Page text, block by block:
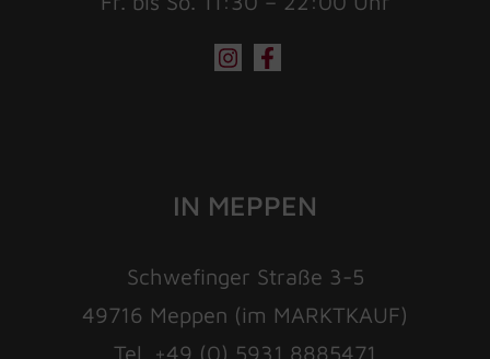
IN MEPPEN
Schwefinger Straße 3-5
49716 Meppen (im MARKTKAUF)
Tel. +49 (0) 5931 8885471